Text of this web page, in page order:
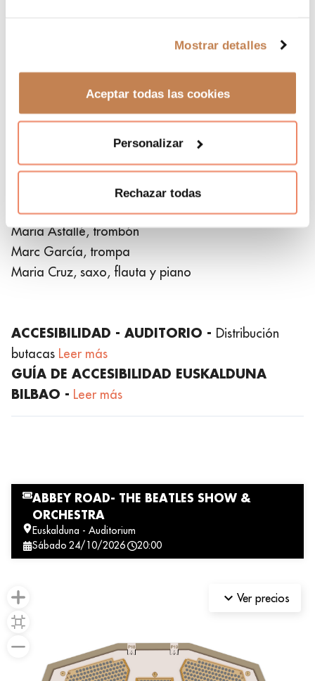
Mostrar detalles
Aceptar todas las cookies
Personalizar
Rechazar todas
Carlos Moreno (Ringo Star): batería y voces.
Sgt. Peppers Orchestra:
Xaquín Carro, violín
Alfredo Salcedo, viola
Edgar Casellas, cello
Berta Gala, trompeta
Maria Astallé, trombón
Marc García, trompa
Maria Cruz, saxo, flauta y piano
ACCESIBILIDAD - AUDITORIO - Distribución
butacas Leer más
GUÍA DE ACCESIBILIDAD EUSKALDUNA
BILBAO - Leer más
ABBEY ROAD- THE BEATLES SHOW &
ORCHESTRA
Euskalduna - Auditorium
sábado
24/10/2026 20:00
keyboard_arrow_down Ver precios